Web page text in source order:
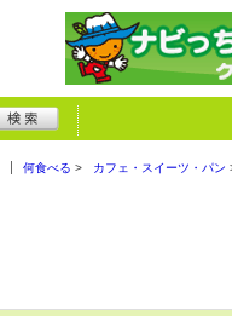
何食べる カフェ・スイーツ・パン